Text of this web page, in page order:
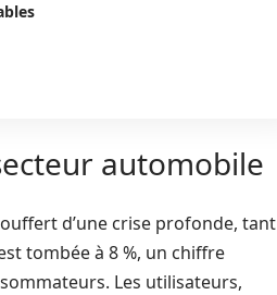
automobile
d’une crise profonde, tant
tombée à 8 %, un chiffre
Les utilisateurs,